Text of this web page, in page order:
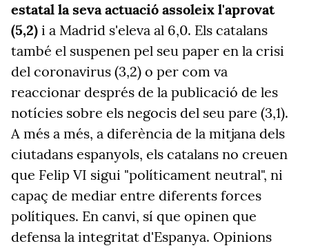
estatal la seva actuació assoleix l'aprovat
(5,2) i a Madrid s'eleva al 6,0. Els catalans
també el suspenen pel seu paper en la crisi
del coronavirus (3,2) o per com va
reaccionar després de la publicació de les
notícies sobre els negocis del seu pare (3,1).
A més a més, a diferència de la mitjana dels
ciutadans espanyols, els catalans no creuen
que Felip VI sigui "políticament neutral", ni
capaç de mediar entre diferents forces
polítiques. En canvi, sí que opinen que
defensa la integritat d'Espanya. Opinions